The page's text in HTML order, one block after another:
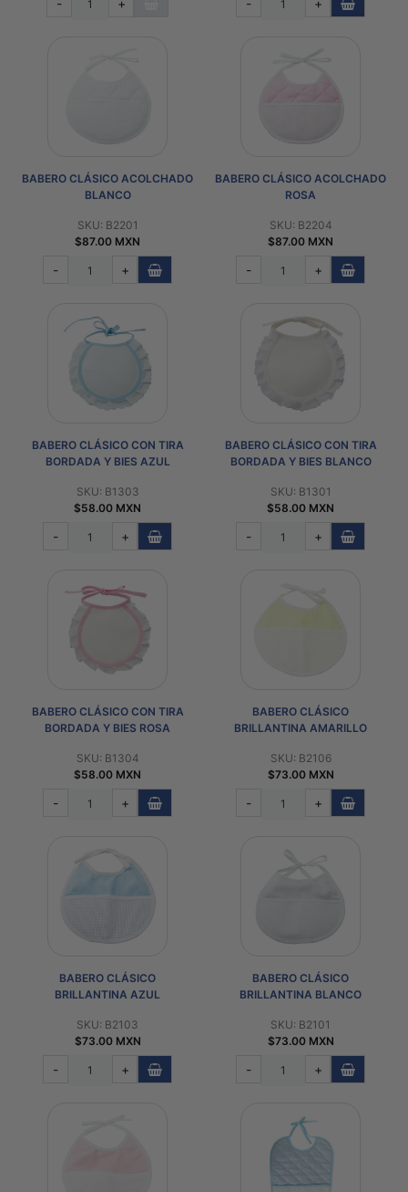
BABERO CLÁSICO ACOLCHADO
BLANCO
SKU: B2201
$87.00 MXN
- +
BABERO CLÁSICO ACOLCHADO
ROSA
SKU: B2204
$87.00 MXN
- +
BABERO CLÁSICO CON TIRA
BORDADA Y BIES AZUL
SKU: B1303
$58.00 MXN
- +
BABERO CLÁSICO CON TIRA
BORDADA Y BIES BLANCO
SKU: B1301
$58.00 MXN
- +
BABERO CLÁSICO CON TIRA
BORDADA Y BIES ROSA
SKU: B1304
$58.00 MXN
- +
BABERO CLÁSICO
BRILLANTINA AMARILLO
SKU: B2106
$73.00 MXN
- +
BABERO CLÁSICO
BRILLANTINA AZUL
SKU: B2103
$73.00 MXN
- +
BABERO CLÁSICO
BRILLANTINA BLANCO
SKU: B2101
$73.00 MXN
- +